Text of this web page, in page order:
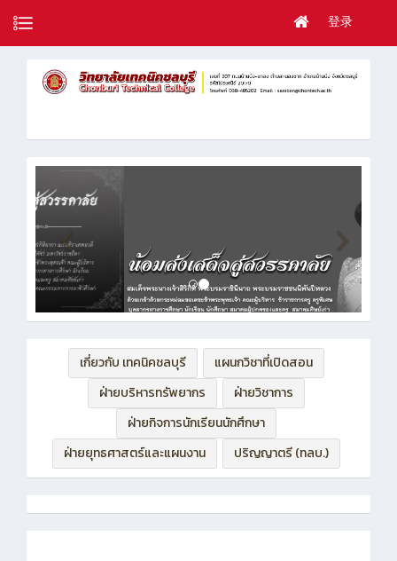
登录
เกี่ยวกับ เทคนิคชลบุรี
แผนกวิชาที่เปิดสอน
ฝ่ายบริหารทรัพยากร
ฝ่ายวิชาการ
ฝ่ายกิจการนักเรียนนักศึกษา
ฝ่ายยุทธศาสตร์และแผนงาน
ปริญญาตรี (ทลบ.)